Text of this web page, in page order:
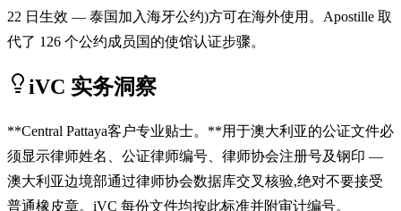
22 日生效 — 泰国加入海牙公约)方可在海外使用。Apostille 取
代了 126 个公约成员国的使馆认证步骤。
iVC 实务洞察
**Central Pattaya客户专业贴士。**用于澳大利亚的公证文件必
须显示律师姓名、公证律师编号、律师协会注册号及钢印 —
澳大利亚边境部通过律师协会数据库交叉核验,绝对不要接受
普通橡皮章。iVC 每份文件均按此标准并附审计编号。